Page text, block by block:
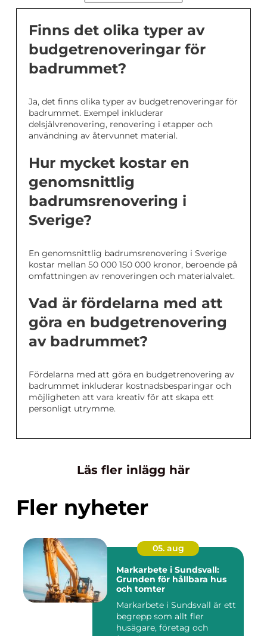
Finns det olika typer av
budgetrenoveringar för
badrummet?
Ja, det finns olika typer av budgetrenoveringar för
badrummet. Exempel inkluderar
delsjälvrenovering, renovering i etapper och
användning av återvunnet material.
Hur mycket kostar en
genomsnittlig
badrumsrenovering i
Sverige?
En genomsnittlig badrumsrenovering i Sverige
kostar mellan 50 000 150 000 kronor, beroende på
omfattningen av renoveringen och materialvalet.
Vad är fördelarna med att
göra en budgetrenovering
av badrummet?
Fördelarna med att göra en budgetrenovering av
badrummet inkluderar kostnadsbesparingar och
möjligheten att vara kreativ för att skapa ett
personligt utrymme.
Läs fler inlägg här
Fler nyheter
05. aug
Markarbete i Sundsvall:
Grunden för hållbara hus
och tomter
Markarbete i Sundsvall är ett
begrepp som allt fler
husägare, företag och